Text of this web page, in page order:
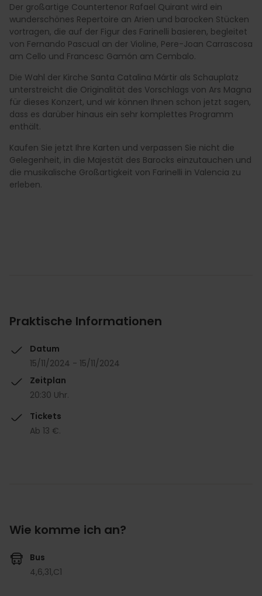
Der großartige Countertenor Rafael Quirant wird ein
wunderschönes Repertoire an Arien und barocken Stücken
vortragen, die auf der Figur des Farinelli basieren, begleitet
von Fernando Pascual an der Violine, Pere-Joan Carrascosa
am Cello und Francesc Gamón am Cembalo.
Die Wahl der Kirche Santa Catalina Mártir als Schauplatz
unterstreicht die Originalität des Vorschlags von Ars Magna
für dieses Konzert, und wir können Ihnen schon jetzt sagen,
dass es darüber hinaus ein sehr komplettes Programm
enthält.
Kaufen Sie jetzt Ihre Karten und verpassen Sie nicht die
Gelegenheit, in die Majestät des Barocks einzutauchen und
die musikalische Großartigkeit von Farinelli in Valencia zu
erleben.
Praktische Informationen
Datum
15/11/2024 - 15/11/2024
Zeitplan
20:30 Uhr.
Tickets
Ab 13 €.
Wie komme ich an?
Bus
4,6,31,C1